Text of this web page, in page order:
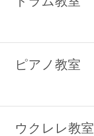
ピアノ教室
ウクレレ教室